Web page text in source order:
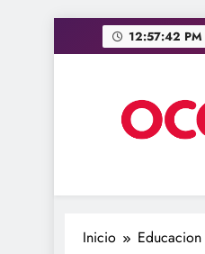
al
12:57:43 PM
OCE
Inicio Educacion